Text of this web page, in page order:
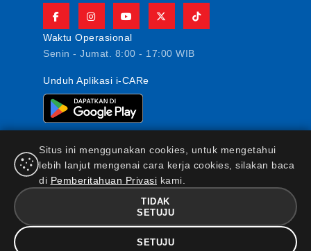
Waktu Operasional
Senin - Jumat. 8:00 - 17:00 WIB
Unduh Aplikasi i-CARe
PT AJ Central Asia Raya berizin dan diawasi oleh
Otoritas Jasa Keuangan
Maklumat & Pernyataan
Kebijakan Keamanan
Informasi|Standar Pelayanan Nasabah|Kebijakan
Situs ini menggunakan cookies, untuk mengetahui
lebih lanjut mengenai cara kerja cookies, silakan baca
di Pemberitahuan Privasi kami.
TIDAK
SETUJU
SETUJU